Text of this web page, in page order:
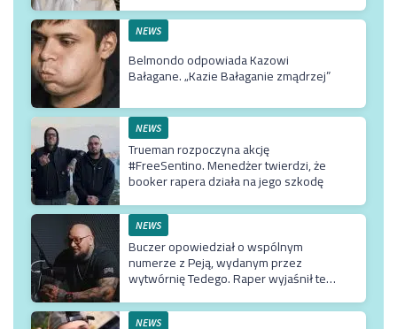
NEWS
Belmondo odpowiada Kazowi
Bałagane. „Kazie Bałaganie zmądrzej”
NEWS
Trueman rozpoczyna akcję
#FreeSentino. Menedżer twierdzi, że
booker rapera działa na jego szkodę
NEWS
Buczer opowiedział o wspólnym
numerze z Peją, wydanym przez
wytwórnię Tedego. Raper wyjaśnił też
kanału Wielkie Joł
NEWS